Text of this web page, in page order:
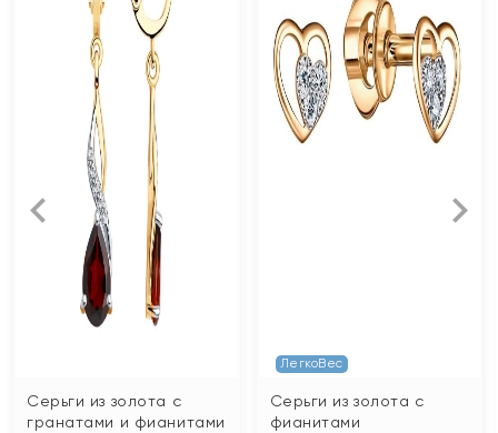
Серьги из золота с
гранатами и фианитами
ЛегкоВес
Серьги из золота с
фианитами